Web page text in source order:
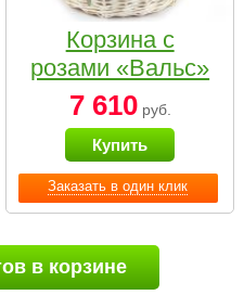
Заказать в один клик
Корзина с
розами «Вальс»
7 610руб.
Купить
в корзине